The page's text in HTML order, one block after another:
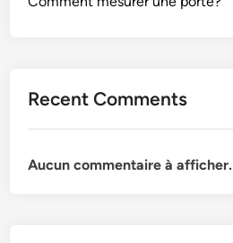
Recent Comments
Aucun commentaire à afficher.